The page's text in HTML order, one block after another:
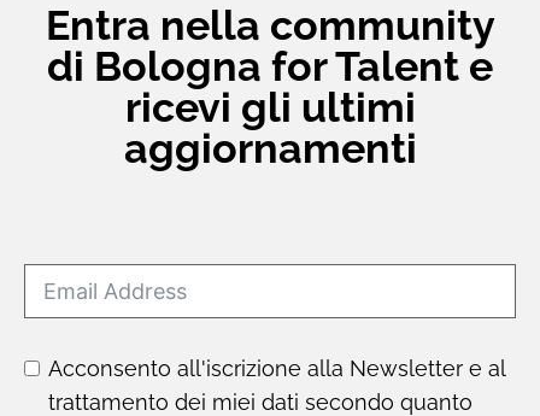
Entra nella community
di Bologna for Talent e
ricevi gli ultimi
aggiornamenti
Acconsento all'iscrizione alla Newsletter e al
trattamento dei miei dati secondo quanto